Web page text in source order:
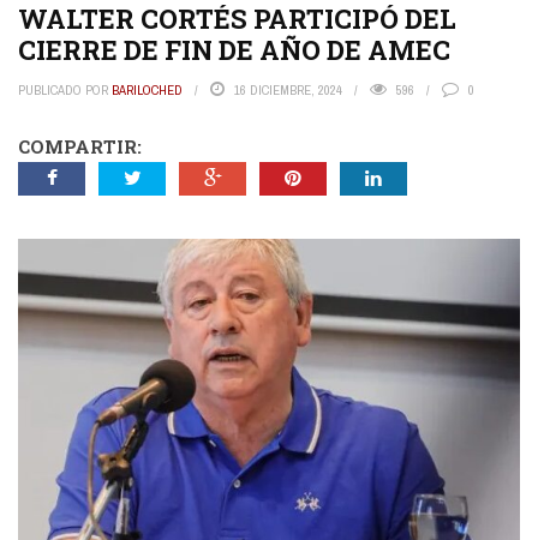
WALTER CORTÉS PARTICIPÓ DEL
CIERRE DE FIN DE AÑO DE AMEC
PUBLICADO POR BARILOCHED 16 DICIEMBRE, 2024 596 0
COMPARTIR: